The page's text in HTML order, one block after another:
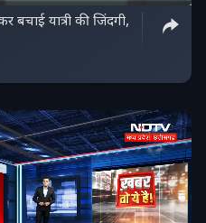
यात्री की जिंदगी,